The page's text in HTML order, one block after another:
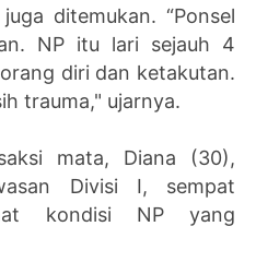
ditemukan. “Ponsel
NP itu lari sejauh 4
diri dan ketakutan.
trauma," ujarnya.
mata, Diana (30),
Divisi I, sempat
kondisi NP yang